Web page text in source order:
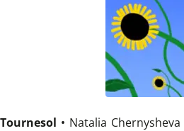
Tournesol • Natalia Chernysheva